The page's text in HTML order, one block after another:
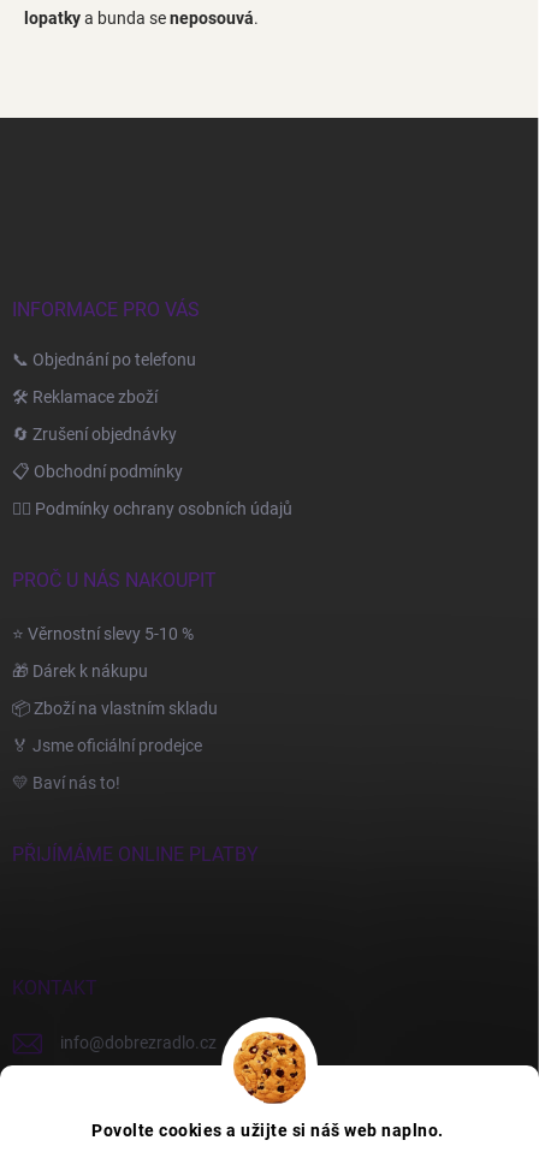
Povolte cookies a užijte si náš web naplno.
lopatkya bunda seneposouvá.
INFORMACE PRO VÁS
📞 Objednání po telefonu
🛠️ Reklamace zboží
🔄 Zrušení objednávky
📋 Obchodní podmínky
🙆‍♂️ Podmínky ochrany osobních údajů
PROČ U NÁS NAKOUPIT
⭐ Věrnostní slevy 5-10 %
🎁 Dárek k nákupu
📦 Zboží na vlastním skladu
🏅 Jsme oficiální prodejce
💛 Baví nás to!
PŘIJÍMÁME ONLINE PLATBY
KONTAKT
info@dobrezradlo.cz